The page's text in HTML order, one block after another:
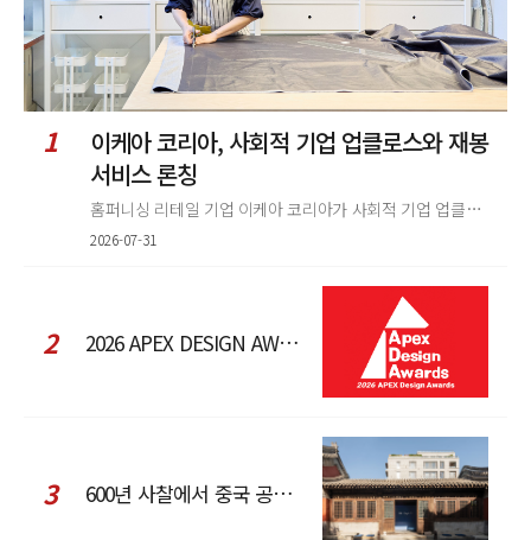
1
이케아 코리아, 사회적 기업 업클로스와 재봉
서비스 론칭
홈퍼니싱 리테일 기업 이케아 코리아가 사회적 기업 업클로스(Upcloth)와 협력해 재봉 서비스를 선보인다. 이번 협업은 이케
2026-07-31
2 2026 APEX DESIGN AWARDS
3 600년 사찰에서 중국 공예와 현대 패션을 직조한 ZARA x Fanglu Lin Pop-Up